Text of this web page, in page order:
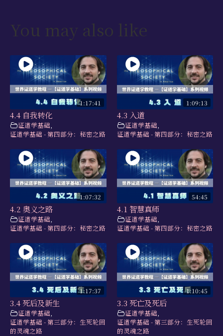
最新活动
You may also like
1:17:41
4.4 自我转化
证道学基础,
证道学基础 - 第四部分：秘密之路
1:09:13
4.3 入道
证道学基础,
证道学基础 - 第四部分：秘密之路
1:07:32
4.2 奥义之路
证道学基础
证道学基础 - 第四部分：秘密之路
54:45
4.1 智慧真师
证道学基础
证道学基础 - 第四部分：秘密之路
1:17:37
3.4 死后及新生
证道学基础
证道学基础 - 第三部分：生死轮回
的灵魂之路
1:10:45
3.3 死亡及死后
证道学基础
证道学基础 - 第三部分：生死轮回
的灵魂之路